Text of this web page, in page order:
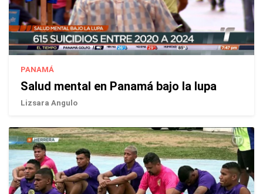
PANAMÁ
Salud mental en Panamá bajo la lupa
Lizsara Angulo